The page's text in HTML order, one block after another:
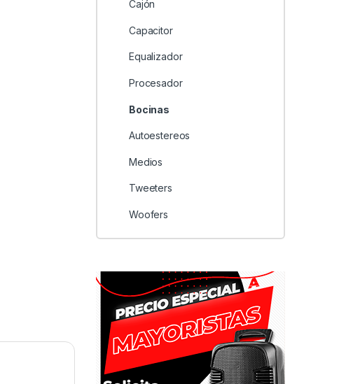
Cajón
Capacitor
Equalizador
Procesador
Bocinas
Autoestereos
Medios
Tweeters
Woofers